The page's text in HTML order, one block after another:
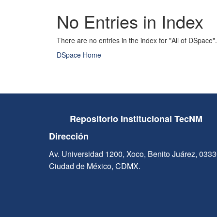
No Entries in Index
There are no entries in the index for "All of DSpace".
DSpace Home
Repositorio Institucional TecNM
Dirección
Av. Universidad 1200, Xoco, Benito Juárez,
Ciudad de México, CDMX.